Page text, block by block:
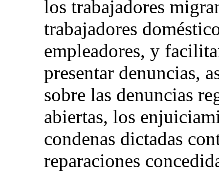
los trabajadores
trabajadores
empleadores, y
presentar denuncias,
sobre las denuncias
abiertas, los
condenas dictadas
reparaciones